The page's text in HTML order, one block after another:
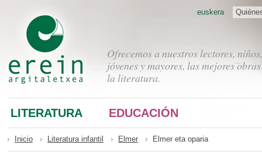
Ofrecemos a nuestros lectores, niños,
jóvenes y mayores, las mejores
la literatura.
euskera
LITERATURA EDUCACIÓN
Inicio Literatura infantil Elmer Elmer eta oparia